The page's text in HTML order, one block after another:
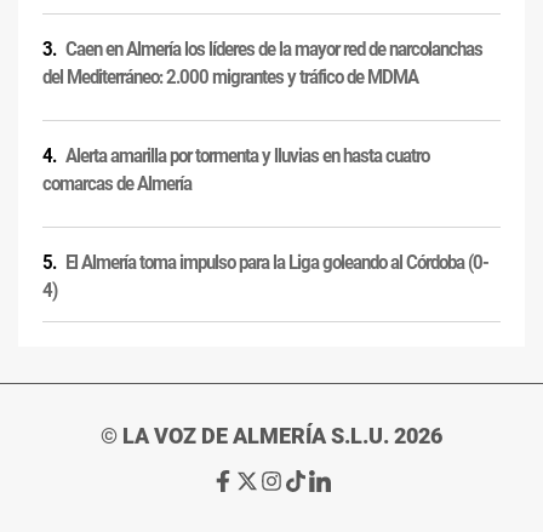
Caen en Almería los líderes de la mayor red de narcolanchas
del Mediterráneo: 2.000 migrantes y tráfico de MDMA
Alerta amarilla por tormenta y lluvias en hasta cuatro
comarcas de Almería
El Almería toma impulso para la Liga goleando al Córdoba (0-
4)
© LA VOZ DE ALMERÍA S.L.U. 2026
Ir
Ir
Ir Ir Ir